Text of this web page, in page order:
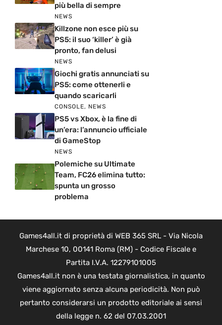
più bella di sempre
NEWS
Killzone non esce più su
PS5: il suo ‘killer’ è già
pronto, fan delusi
NEWS
Giochi gratis annunciati su
PS5: come ottenerli e
quando scaricarli
CONSOLE, NEWS
PS5 vs Xbox, è la fine di
un’era: l’annuncio ufficiale
di GameStop
NEWS
Polemiche su Ultimate
Team, FC26 elimina tutto:
spunta un grosso
problema
Games4all.it di proprietà di WEB 365 SRL - Via Nicola
Marchese 10, 00141 Roma (RM) - Codice Fiscale e
Partita I.V.A. 12279101005
Games4all.it non è una testata giornalistica, in quanto
viene aggiornato senza alcuna periodicità. Non può
pertanto considerarsi un prodotto editoriale ai sensi
della legge n. 62 del 07.03.2001